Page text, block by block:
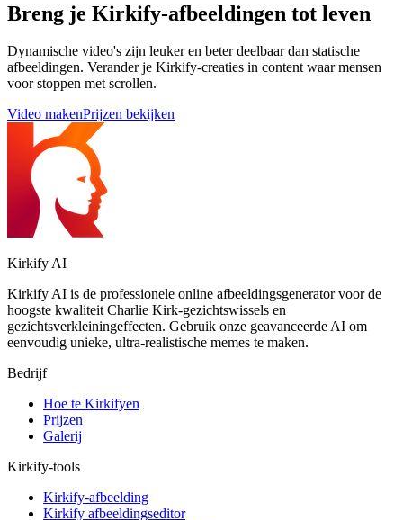
Breng je Kirkify-afbeeldingen tot leven
Dynamische video's zijn leuker en beter deelbaar dan statische
afbeeldingen. Verander je Kirkify-creaties in content waar mensen
voor stoppen met scrollen.
Video makenPrijzen bekijken
Kirkify AI
Kirkify AI is de professionele online afbeeldingsgenerator voor de
hoogste kwaliteit Charlie Kirk-gezichtswissels en
gezichtsverkleiningeffecten. Gebruik onze geavanceerde AI om
eenvoudig unieke, ultra-realistische memes te maken.
Bedrijf
Hoe te Kirkifyen
Prijzen
Galerij
Kirkify-tools
Kirkify-afbeelding
Kirkify afbeeldingseditor